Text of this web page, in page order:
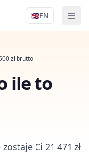
🇬🇧EN
Apply4Me
zł brutto
ile to
Ci 21 471 zł